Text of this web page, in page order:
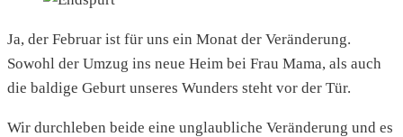
Ja, der Februar ist für uns ein Monat der Veränderung.
Sowohl der Umzug ins neue Heim bei Frau Mama, als auch
die baldige Geburt unseres Wunders steht vor der Tür.
Wir durchleben beide eine unglaubliche Veränderung und es